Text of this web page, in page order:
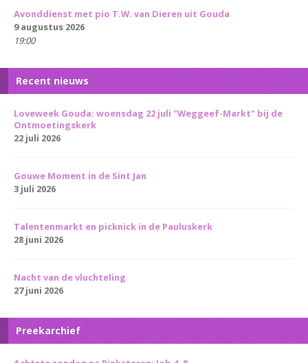
Avonddienst met pio T.W. van Dieren uit Gouda
9 augustus 2026
19:00
Recent nieuws
Loveweek Gouda: woensdag 22 juli "Weggeef-Markt" bij de
Ontmoetingskerk
22 juli 2026
Gouwe Moment in de Sint Jan
3 juli 2026
Talentenmarkt en picknick in de Pauluskerk
28 juni 2026
Nacht van de vluchteling
27 juni 2026
Preekarchief